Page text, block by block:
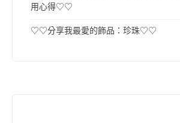
用心得♡♡
♡♡分享我最愛的飾品：珍珠♡♡